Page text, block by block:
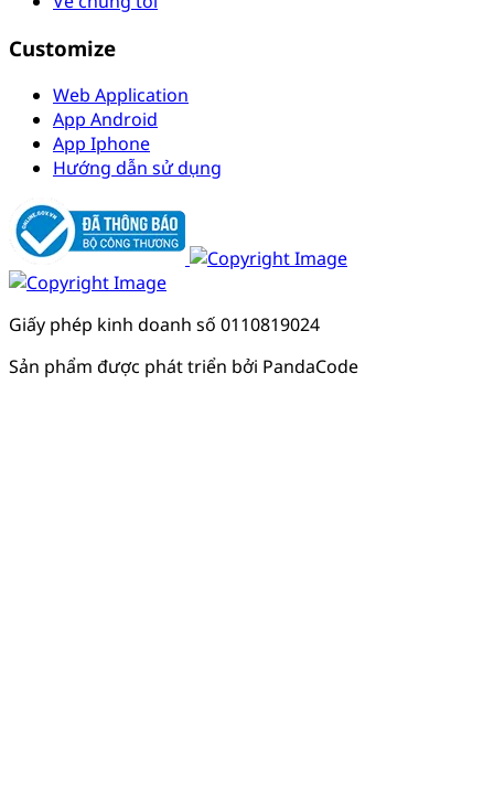
Customize
Web Application
App Android
App Iphone
Hướng dẫn sử dụng
Giấy phép kinh doanh số 0110819024
Sản phẩm được phát triển bởi PandaCode